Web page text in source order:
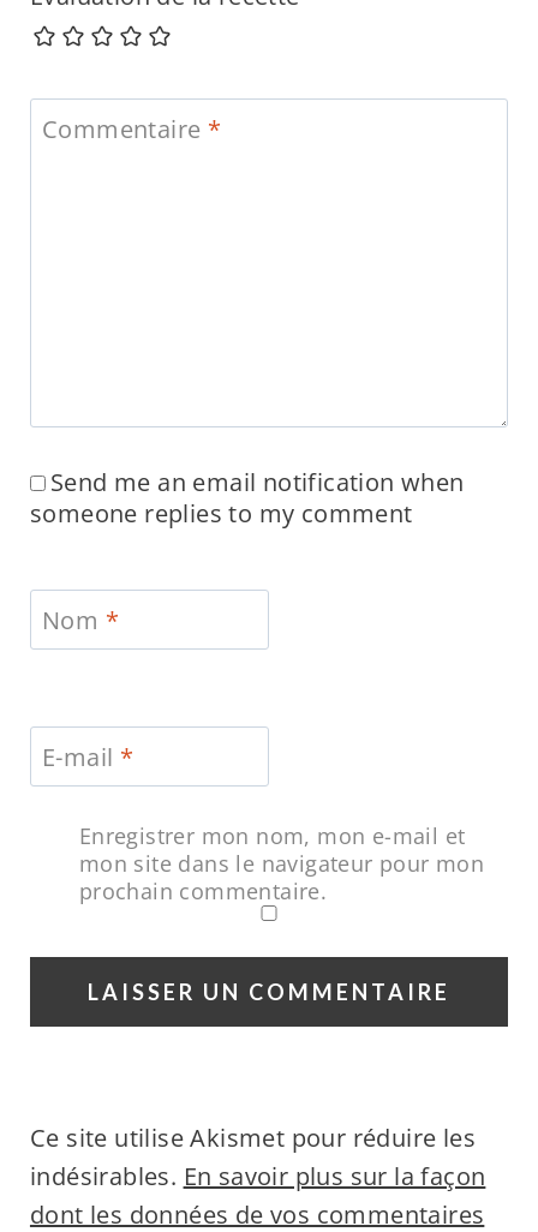
Commentaire *
Send me an email notification when
someone replies to my comment
Nom *
E-mail *
Enregistrer mon nom, mon e-mail et
mon site dans le navigateur pour mon
prochain commentaire.
Ce site utilise Akismet pour réduire les
indésirables. En savoir plus sur la façon
dont les données de vos commentaires